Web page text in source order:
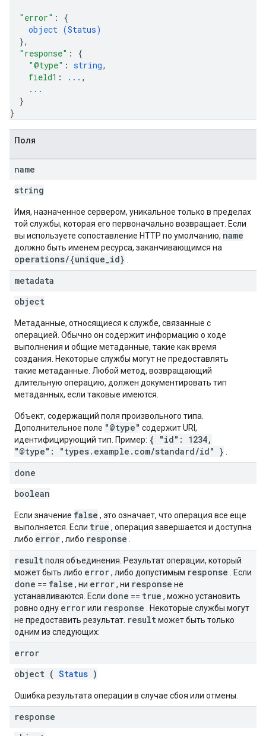
"error" : {
object (Status)
},
"response" : {
"@type" : string,
field1 : ... ,
...
}
}
Поля
name
string
Имя, назначенное сервером, уникальное только в пределах
той службы, которая его первоначально возвращает. Если
вы используете сопоставление HTTP по умолчанию, name
должно быть именем ресурса, заканчивающимся на
operations/{unique_id}
metadata
object
Метаданные, относящиеся к службе, связанные с
операцией. Обычно он содержит информацию о ходе
выполнения и общие метаданные, такие как время
создания. Некоторые службы могут не предоставлять
такие метаданные. Любой метод, возвращающий
длительную операцию, должен документировать тип
метаданных, если таковые имеются.
Объект, содержащий поля произвольного типа.
Дополнительное поле "@type" содержит URI,
идентифицирующий тип. Пример: { "id": 1234,
"@type": "types.example.com/standard/id" }
done
boolean
Если значение false , это означает, что операция все еще
выполняется. Если true , операция завершается и доступна
либо error, либо response
resultполя объединения. Результат операции, который
может быть либо error, либо допустимым response . Если
done == false , ни error, ни response не
устанавливаются. Если done == true , можно установить
ровно одну errorили response . Некоторые службы могут
не предоставить результат. resultможет быть только
одним из следующих:
error
object ( Status )
Ошибка результата операции в случае сбоя или отмены.
response